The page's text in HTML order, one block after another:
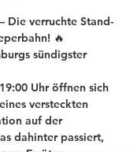
Die verruchte Stand-
🔥
sündigster
Uhr öffnen sich
versteckten
auf der
dahinter passiert,